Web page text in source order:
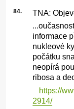
84. TNA:
informace
nukleové
počátku
neopírá
ribosa a
https://
2914/